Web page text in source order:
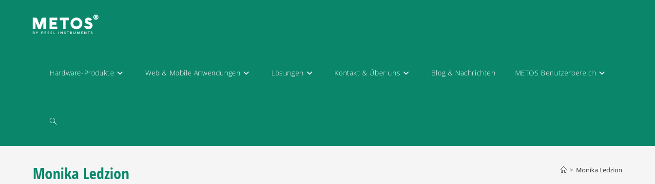
Hardware-Produkte Web & Mobile Anwendungen Lösungen Kontakt & Über uns Blog & Nachrichten METOS Benutzerbereich
Monika Ledzion > Monika Ledzion